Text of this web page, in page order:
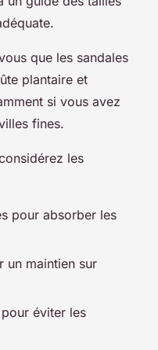
que les sandales
plantaire et
si vous avez
fines.
les
pour absorber les
un maintien sur
éviter les